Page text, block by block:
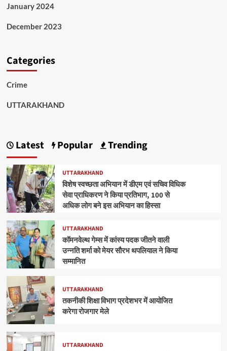
January 2024
December 2023
Categories
Crime
UTTARAKHAND
Latest Popular Trending
UTTARAKHAND
विशेष स्वच्छता अभियान में डीएम एवं सचिव विधिक
सेवा प्राधिकरण ने किया प्रतिभाग, 100 से
अधिक लोग बने इस अभियान का हिस्सा
UTTARAKHAND
कॉमनवेल्थ गेम्स में कांस्य पदक जीतने वाली
उन्नति शर्मा को मेयर सौरभ थपलियाल ने किया
सम्मानित
UTTARAKHAND
तकनीकी शिक्षा विभाग प्रदेशभर में आयोजित
करेगा रोजगार मेले
UTTARAKHAND